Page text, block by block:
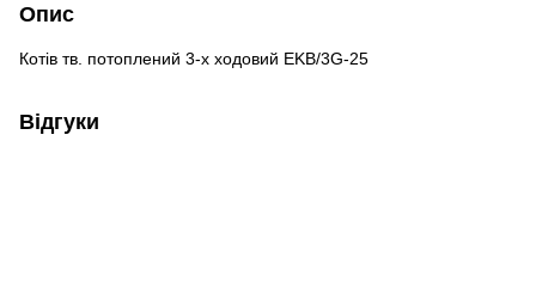
Опис
Котів тв. потоплений 3-х ходовий EKB/3G-25
Відгуки